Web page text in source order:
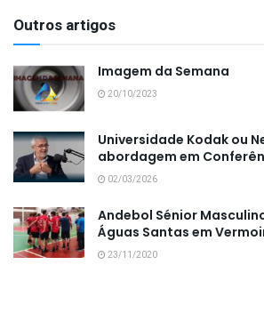
Outros artigos
Imagem da Semana
20/10/2023
Universidade Kodak ou
abordagem em
02/03/2026
Andebol Sénior
Águas Santas em
23/11/2020